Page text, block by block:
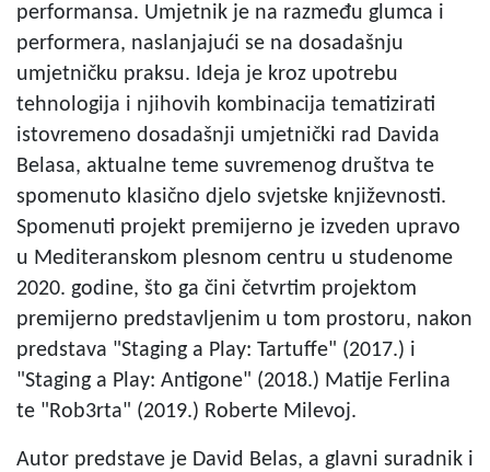
performansa. Umjetnik je na razmeđu glumca i
performera, naslanjajući se na dosadašnju
umjetničku praksu. Ideja je kroz upotrebu
tehnologija i njihovih kombinacija tematizirati
istovremeno dosadašnji umjetnički rad Davida
Belasa, aktualne teme suvremenog društva te
spomenuto klasično djelo svjetske književnosti.
Spomenuti projekt premijerno je izveden upravo
u Mediteranskom plesnom centru u studenome
2020. godine, što ga čini četvrtim projektom
premijerno predstavljenim u tom prostoru, nakon
predstava "Staging a Play: Tartuffe" (2017.) i
"Staging a Play: Antigone" (2018.) Matije Ferlina
te "Rob3rta" (2019.) Roberte Milevoj.
Autor predstave je David Belas, a glavni suradnik i